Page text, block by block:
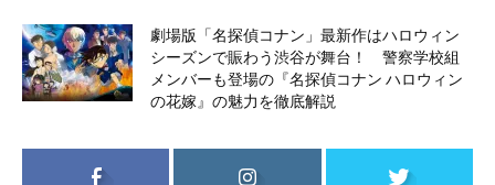
劇場版「名探偵コナン」最新作はハロウィン
シーズンで賑わう渋谷が舞台！ 警察学校組
メンバーも登場の『名探偵コナン ハロウィン
の花嫁』の魅力を徹底解説